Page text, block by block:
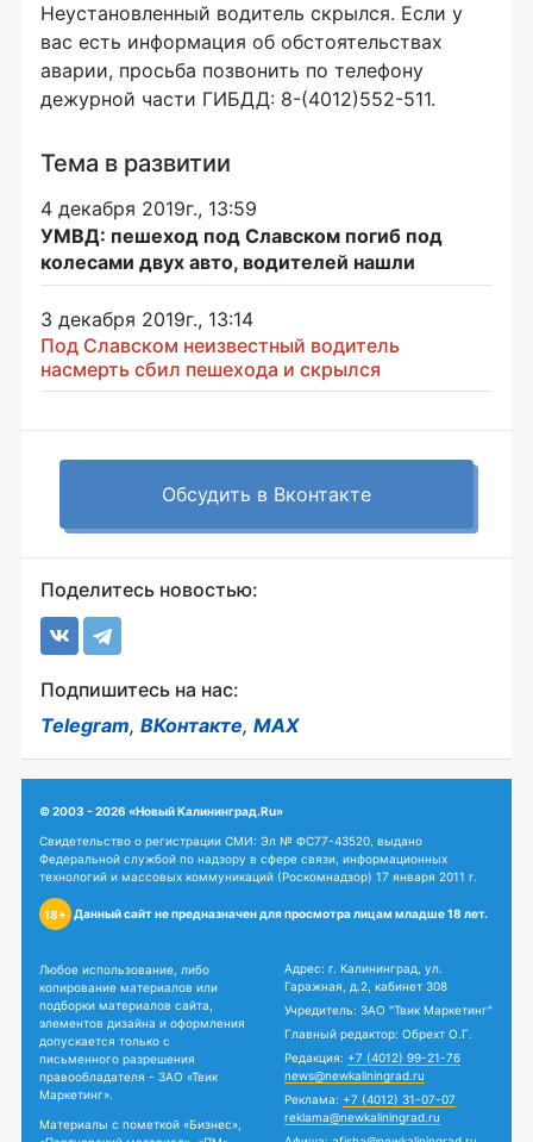
Неустановленный водитель скрылся. Если у
вас есть информация об обстоятельствах
аварии, просьба позвонить по телефону
дежурной части ГИБДД: 8-(4012)552-511.
Тема в развитии
4 декабря 2019г., 13:59
УМВД: пешеход под Славском погиб под
колесами двух авто, водителей нашли
3 декабря 2019г., 13:14
Под Славском неизвестный водитель
насмерть сбил пешехода и скрылся
Обсудить в Вконтакте
Поделитесь новостью:
Подпишитесь на нас:
Telegram, ВКонтакте, MAX
© 2003 - 2026 «Новый Калининград.Ru»
Свидетельство о регистрации СМИ: Эл № ФС77-43520, выдано
Федеральной службой по надзору в сфере связи, информационных
технологий и массовых коммуникаций (Роскомнадзор) 17 января 2011 г.
18+ Данный сайт не предназначен для просмотра лицам младше 18 лет.
Любое использование, либо
копирование материалов или
подборки материалов сайта,
элементов дизайна и оформления
допускается только с
письменного разрешения
правообладателя - ЗАО «Твик
Маркетинг».
Материалы с пометкой «Бизнес»,
Адрес: г. Калининград, ул.
Гаражная, д.2, кабинет 308
Учредитель: ЗАО "Твик Маркетинг"
Главный редактор: Обрехт О.Г.
Редакция: +7 (4012) 99-21-76
news@newkaliningrad.ru
Реклама: +7 (4012) 31-07-07
reklama@newkaliningrad.ru